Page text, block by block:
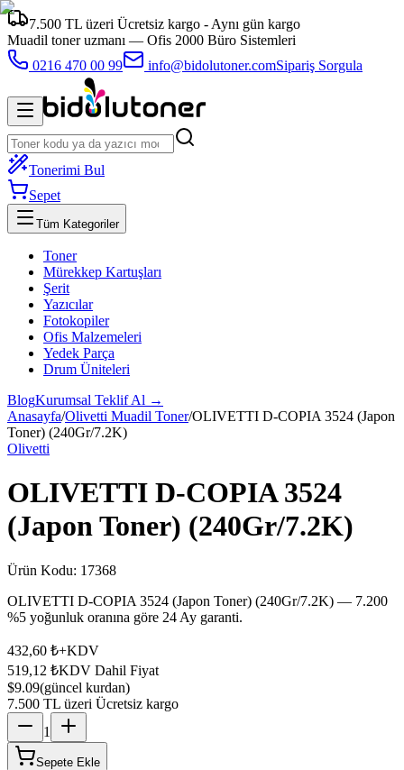
7.500 TL üzeri Ücretsiz kargo - Aynı gün kargo
Muadil toner uzmanı — Ofis 2000 Büro Sistemleri
0216 470 00 99
info@bidolutoner.comSipariş Sorgula
Tonerimi Bul
Sepet
Tüm Kategoriler
Toner
Mürekkep Kartuşları
Şerit
Yazıcılar
Fotokopiler
Ofis Malzemeleri
Yedek Parça
Drum Üniteleri
BlogKurumsal Teklif Al →
Anasayfa/Olivetti Muadil Toner/OLIVETTI D-COPIA 3524 (Japon
Toner) (240Gr/7.2K)
Olivetti
OLIVETTI D-COPIA 3524
(Japon Toner) (240Gr/7.2K)
Ürün Kodu: 17368
OLIVETTI D-COPIA 3524 (Japon Toner) (240Gr/7.2K) — 7.200
%5 yoğunluk oranına göre 24 Ay garanti.
432,60 ₺+KDV
519,12 ₺KDV Dahil Fiyat
$9.09(güncel kurdan)
7.500 TL üzeri Ücretsiz kargo
1
Sepete Ekle